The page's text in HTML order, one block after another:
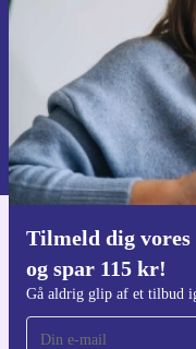
Tilmeld dig vores
og spar 115 kr!
Gå aldrig glip af et tilbud
Du kan finde information
Privatlivspolitik.